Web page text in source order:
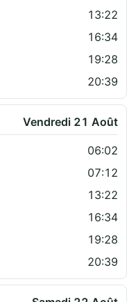
13:22
16:34
19:28
20:39
Vendredi 21 Août
06:02
07:12
13:22
16:34
19:28
20:39